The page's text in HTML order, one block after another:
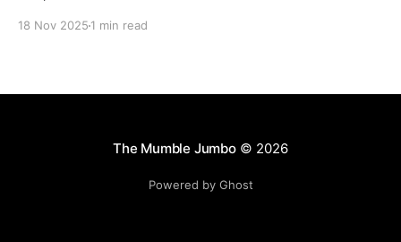
18 Nov 2025 1 min read
The Mumble Jumbo© 2026
Powered by Ghost